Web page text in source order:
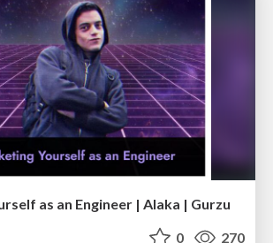
as an Engineer | Alaka | Gurzu
0 270